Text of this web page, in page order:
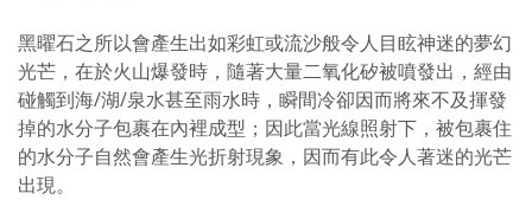
黑曜石之所以會產生出如彩虹或流沙般令人目眩神迷的夢幻
光芒，在於火山爆發時，隨著大量二氧化矽被噴發出，經由
碰觸到海/湖/泉水甚至雨水時，瞬間冷卻因而將來不及揮發
掉的水分子包裹在內裡成型；因此當光線照射下，被包裹住
的水分子自然會產生光折射現象，因而有此令人著迷的光芒
出現。